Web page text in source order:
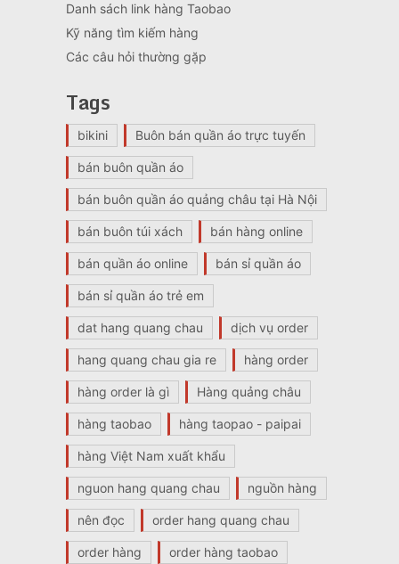
Danh sách link hàng Taobao
Kỹ năng tìm kiếm hàng
Các câu hỏi thường gặp
Tags
bikini Buôn bán quần áo trực tuyến
bán buôn quần áo
bán buôn quần áo quảng châu tại Hà Nội
bán buôn túi xách bán hàng online
bán quần áo online bán sỉ quần áo
bán sỉ quần áo trẻ em
dat hang quang chau dịch vụ order
hang quang chau gia re hàng order
hàng order là gì Hàng quảng châu
hàng taobao hàng taopao - paipai
hàng Việt Nam xuất khẩu
nguon hang quang chau nguồn hàng
nên đọc order hang quang chau
order hàng order hàng taobao